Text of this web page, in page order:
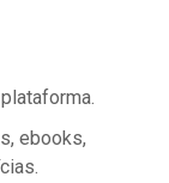
ebooks,